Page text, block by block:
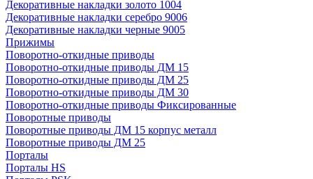
Декоративные накладки золото 1004
Декоративные накладки серебро 9006
Декоративные накладки черные 9005
Прижимы
Поворотно-откидные приводы
Поворотно-откидные приводы ДМ 15
Поворотно-откидные приводы ДМ 25
Поворотно-откидные приводы ДМ 30
Поворотно-откидные приводы Фиксированные
Поворотные приводы
Поворотные приводы ДМ 15 корпус металл
Поворотные приводы ДМ 25
Порталы
Порталы HS